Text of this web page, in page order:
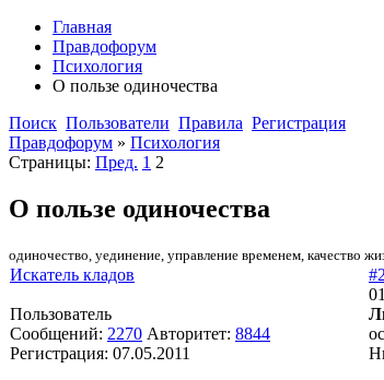
Главная
Правдофорум
Психология
О пользе одиночества
Поиск Пользователи Правила Регистрация
Правдофорум » Психология
Страницы: Пред. 1 2
О пользе одиночества
одиночество, уединение, управление временем, качество
Искатель кладов
Пользователь
Сообщений: 2270 Авторитет: 8844
Регистрация: 07.05.2011